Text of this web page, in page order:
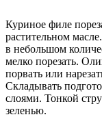
Куриное филе
растительном
в небольшом
мелко порезать.
порвать или
Складывать
слоями. Тонкой
зеленью.